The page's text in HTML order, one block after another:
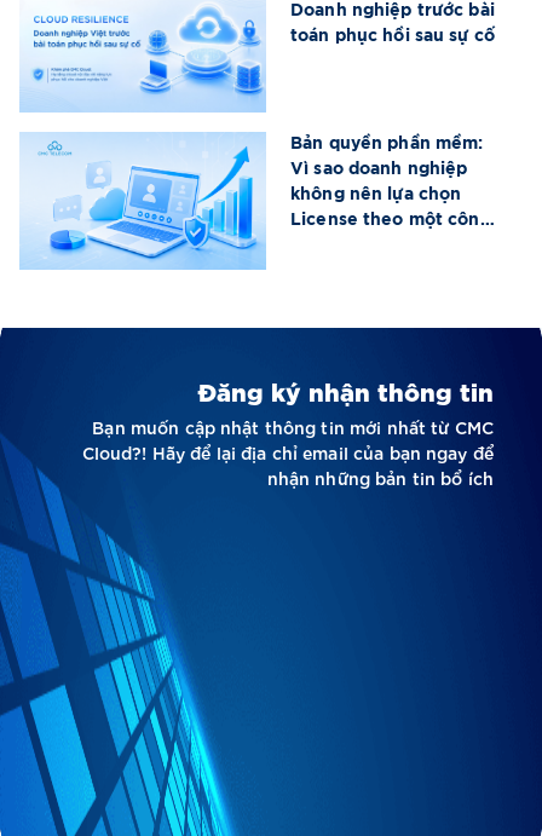
Doanh nghiệp trước bài
toán phục hồi sau sự cố
Bản quyền phần mềm:
Vì sao doanh nghiệp
không nên lựa chọn
License theo một công
Đăng ký nhận thông tin
Bạn muốn cập nhật thông tin mới nhất từ CMC
Cloud?! Hãy để lại địa chỉ email của bạn ngay để
nhận những bản tin bổ ích